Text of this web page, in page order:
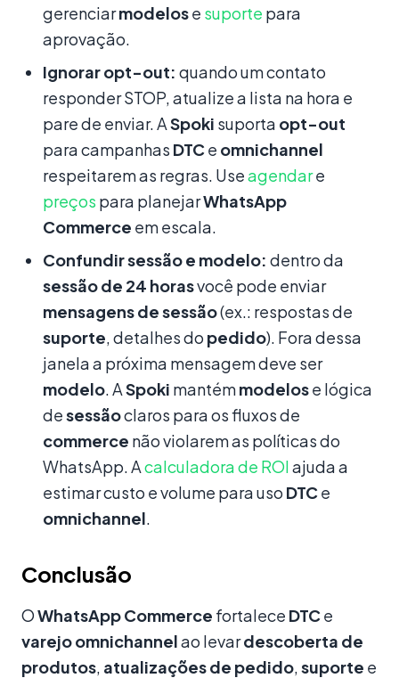
gerenciarmodelose suporte para
aprovação.
Ignorar opt-out: quando um contato
responder STOP, atualize a lista na hora e
pare de enviar. ASpoki suporta opt-out
para campanhas DTCe omnichannel
respeitarem as regras. Useagendare
preços para planejarWhatsApp
Commerce em escala.
Confundir sessão e modelo: dentro da
sessão de 24 horasvocê pode enviar
mensagens de sessão(ex.: respostas de
suporte, detalhes do pedido). Fora dessa
janela a próxima mensagem deve ser
modelo. ASpoki mantémmodelose lógica
desessãoclaros para os fluxos de
commerce não violarem as políticas do
WhatsApp. Acalculadora de ROIajuda a
estimar custo e volume para uso DTCe
omnichannel.
Conclusão
OWhatsApp Commerce fortalece DTCe
varejo omnichannelao levardescoberta de
produtos, atualizações de pedido,suporte e